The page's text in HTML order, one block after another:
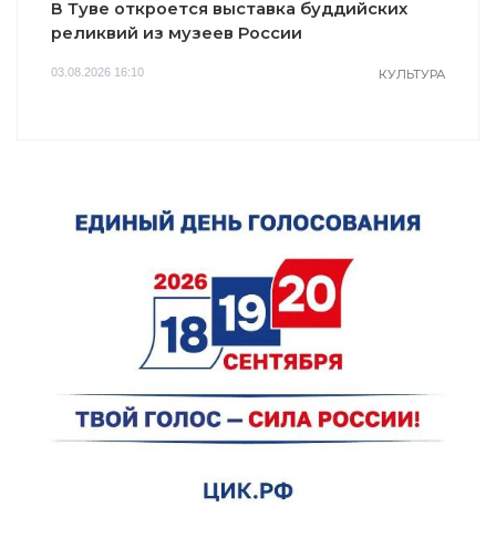
В Туве откроется выставка буддийских
реликвий из музеев России
03.08.2026 16:10 КУЛЬТУРА